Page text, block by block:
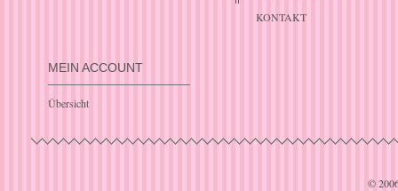
KONTAKT
MEIN ACCOUNT
Übersicht
©